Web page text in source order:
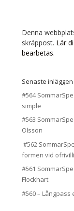
Denna
skräppost. Lär
bearbetas.
Senaste inläggen
#564
simple
#563
Olsson
#562
formen vid
#561
Flockhart
#560 – Långpass